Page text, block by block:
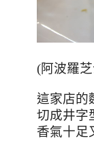
(阿波羅
這家店的
切成井字
香氣十足